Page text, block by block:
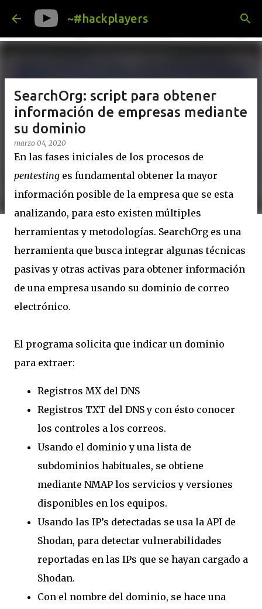
Ir al contenido principal
~#hackplayers
SearchOrg: script para obtener
información de empresas mediante
su dominio
marzo 04, 2020
En las fases iniciales de los procesos de
pentesting es fundamental obtener la mayor
información posible de la empresa que se esta
analizando, para esto existen múltiples
herramientas y metodologías. SearchOrg es una
herramienta que busca integrar algunas técnicas
pasivas y otras activas para obtener información
de una empresa usando su dominio de correo
electrónico.
El programa solicita que indicar un dominio
para extraer:
Registros MX del DNS
Registros TXT del DNS y con ésto conocer
los controles a los correos.
Usando el dominio y una lista de
subdominios habituales, se obtiene
mediante NMAP los servicios y versiones
disponibles en los equipos.
Usando las IP’s detectadas se usa la API de
Shodan, para detectar vulnerabilidades
reportadas en las IPs que se hayan cargado a
Shodan.
Con el nombre del dominio, se hace una